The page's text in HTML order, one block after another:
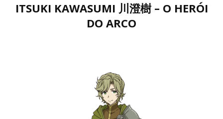
ITSUKI KAWASUMI 川澄樹 – O HERÓI
DO ARCO